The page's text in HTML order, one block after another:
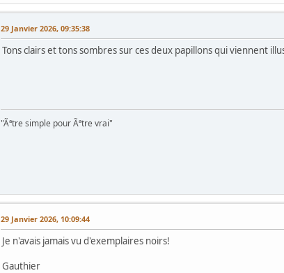
29 Janvier 2026, 09:35:38
Tons clairs et tons sombres sur ces deux papillons qui viennent
"Ãªtre simple pour Ãªtre vrai"
29 Janvier 2026, 10:09:44
Je n'avais jamais vu d'exemplaires noirs!
Gauthier